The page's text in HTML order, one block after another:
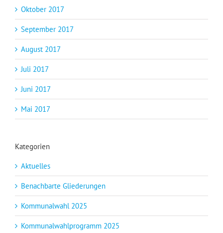
Oktober 2017
September 2017
August 2017
Juli 2017
Juni 2017
Mai 2017
Kategorien
Aktuelles
Benachbarte Gliederungen
Kommunalwahl 2025
Kommunalwahlprogramm 2025